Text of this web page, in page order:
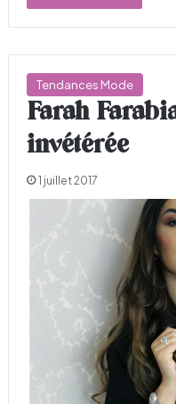
Tendances Mode
Farah
invétérée
1 juillet 2017